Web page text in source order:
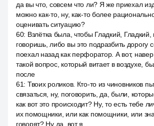
да вы что, совсем что ли? Я же приехал
можно как-то, ну, как-то более
оценивать ситуацию?
60: Взлётка была, чтобы Гладкий, Гладкий,
говоришь, либо вы это подразбить дорогу
поехал назад как перфоратор. А вот,
такой вопрос, который витает в воздухе,
после
61: Твоих роликов. Кто-то из чиновников
связаться, ну, поговорить, да, были,
как вот это происходит? Ну, то есть тебе
их помощники, или как помощники, или
говорят? Ну да, вот я